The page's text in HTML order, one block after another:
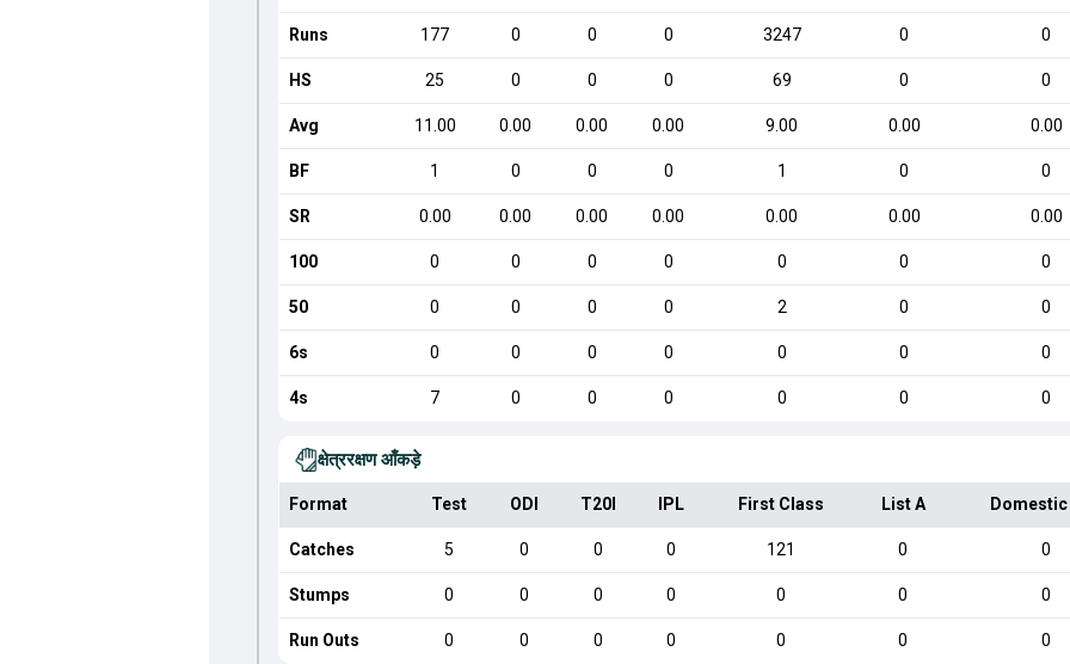
Runs 177 0 0 0 3247 0 0
HS 25 0 0 0 69 0 0
Avg 11.00 0.00 0.00 0.00 9.00 0.00 0.00
BF 1 0 0 0 1 0 0
SR 0.00 0.00 0.00 0.00 0.00 0.00 0.00
100 0 0 0 0 0 0 0
50 0 0 0 0 2 0 0
6s 0 0 0 0 0 0 0
4s 7 0 0 0 0 0 0
क्षेत्ररक्षण आँकड़े
Format Test ODI T20I IPL First Class List A
Catches 5 0 0 0 121 0 0
Stumps 0 0 0 0 0 0 0
Run Outs 0 0 0 0 0 0 0